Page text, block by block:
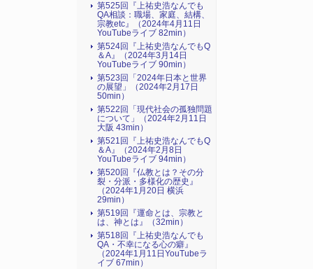
第525回『上祐史浩なんでも
QA相談：職場、家庭、結構、
宗教etc』（2024年4月11日
YouTubeライブ 82min）
第524回『上祐史浩なんでもQ
＆A』（2024年3月14日
YouTubeライブ 90min）
第523回「2024年日本と世界
の展望」（2024年2月17日
50min）
第522回「現代社会の孤独問題
について」（2024年2月11日
大阪 43min）
第521回『上祐史浩なんでもQ
＆A』（2024年2月8日
YouTubeライブ 94min）
第520回『仏教とは？その分
裂・分派・多様化の歴史』
（2024年1月20日 横浜
29min）
第519回『運命とは、宗教と
は、神とは』（32min）
第518回『上祐史浩なんでも
QA・不幸になる心の癖』
（2024年1月11日YouTubeラ
イブ 67min）